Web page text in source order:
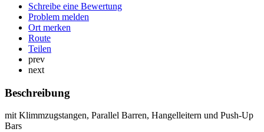
Schreibe eine Bewertung
Problem melden
Ort merken
Route
Teilen
prev
next
Beschreibung
mit Klimmzugstangen, Parallel Barren, Hangelleitern und Push-Up
Bars